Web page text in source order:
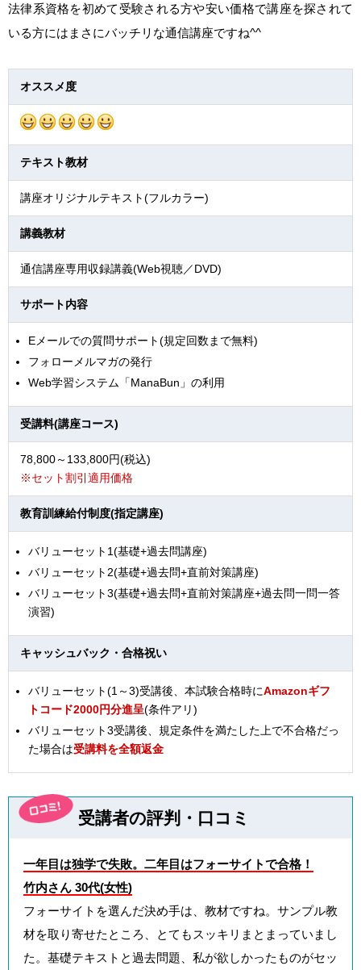
法律系資格を初めて受験される方や安い価格で講座を探されて
いる方にはまさにバッチリな通信講座ですね^^
オススメ度
テキスト教材
講座オリジナルテキスト(フルカラー)
講義教材
通信講座専用収録講義(Web視聴／DVD)
サポート内容
Eメールでの質問サポート(規定回数まで無料)
フォローメルマガの発行
Web学習システム「ManaBun」の利用
受講料(講座コース)
78,800～133,800円(税込)
※セット割引適用価格
教育訓練給付制度(指定講座)
バリューセット1(基礎+過去問講座)
バリューセット2(基礎+過去問+直前対策講座)
バリューセット3(基礎+過去問+直前対策講座+過去問一問一答
演習)
キャッシュバック・合格祝い
バリューセット(1～3)受講後、本試験合格時にAmazonギフ
トコード2000円分進呈(条件アリ)
バリューセット3受講後、規定条件を満たした上で不合格だっ
た場合は受講料を全額返金
受講者の評判・口コミ
一年目は独学で失敗。二年目はフォーサイトで合格！
竹内さん 30代(女性)
フォーサイトを選んだ決め手は、教材ですね。サンプル教
材を取り寄せたところ、とてもスッキリまとまっていまし
た。基礎テキストと過去問題、私が欲しかったものがセッ